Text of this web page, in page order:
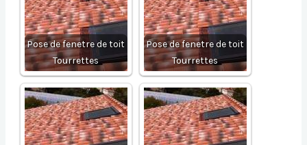
Pose de fenetre de toit
Tourrettes
Pose de fenetre de toit
Tourrettes